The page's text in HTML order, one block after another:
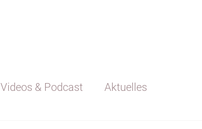
Videos & Podcast
Aktuelles